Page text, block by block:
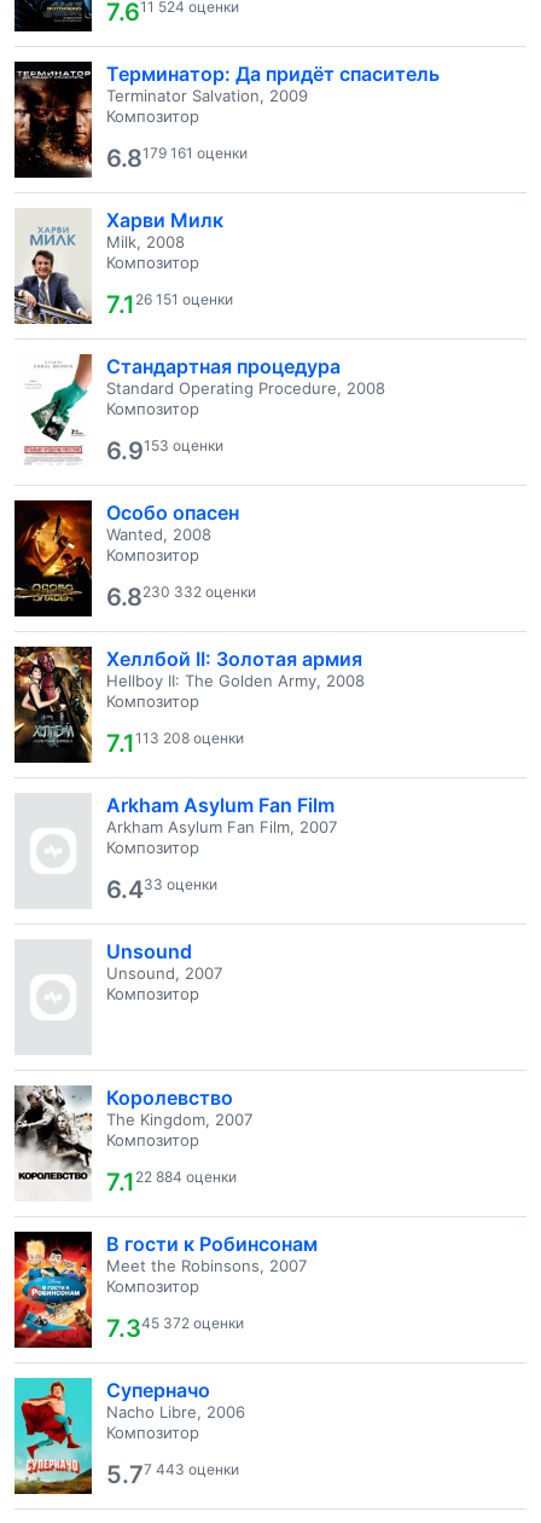
7.611 524 оценки
Терминатор: Да придёт спаситель
Terminator Salvation, 2009
Композитор
6.8179 161 оценки
Харви Милк
Milk, 2008
Композитор
7.1 26 151 оценки
Стандартная процедура
Standard Operating Procedure, 2008
Композитор
6.9153 оценки
Особо опасен
Wanted, 2008
Композитор
6.8230 332 оценки
Хеллбой II: Золотая армия
Hellboy II: The Golden Army, 2008
Композитор
7.1113 208 оценки
Arkham Asylum Fan Film
Arkham Asylum Fan Film, 2007
Композитор
6.433 оценки
Unsound
Unsound, 2007
Композитор
Королевство
The Kingdom, 2007
Композитор
7.1 22 884 оценки
В гости к Робинсонам
Meet the Robinsons, 2007
Композитор
7.345 372 оценки
Суперначо
Nacho Libre, 2006
Композитор
5.77 443 оценки